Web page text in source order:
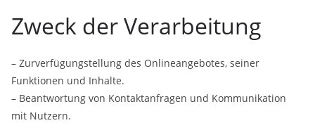
Zweck der Verarbeitung
– Zurverfügungstellung des Onlineangebotes, seiner
Funktionen und Inhalte.
– Beantwortung von Kontaktanfragen und Kommunikation
mit Nutzern.